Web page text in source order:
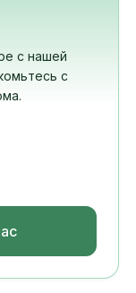
с нашей
с